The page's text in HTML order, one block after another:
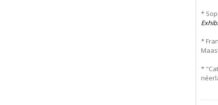
*
*
*